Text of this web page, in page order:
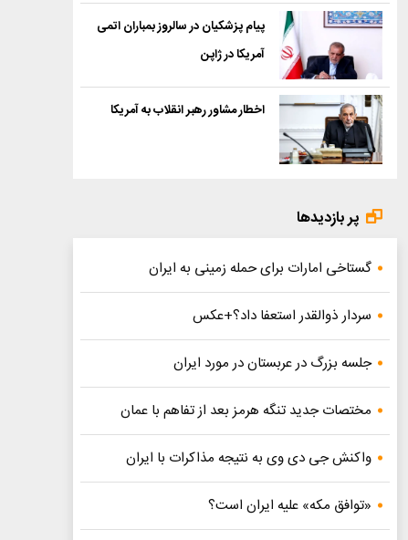
پیام پزشکیان در سالروز بمباران اتمی
آمریکا در ژاپن
اخطار مشاور رهبر انقلاب به آمریکا
پر بازدیدها
گستاخی امارات برای حمله زمینی به ایران
سردار ذوالقدر استعفا داد؟+عکس
جلسه بزرگ در عربستان در مورد ایران
مختصات جدید تنگه هرمز بعد از تفاهم با عمان
واکنش جی دی وی به نتیجه مذاکرات با ایران
«توافق مکه» علیه ایران است؟